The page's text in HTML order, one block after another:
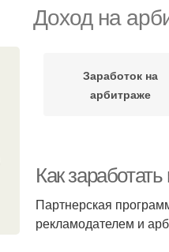
Доход на
Заработок на
арбитраже
Как
Партнерская
рекламодателем и